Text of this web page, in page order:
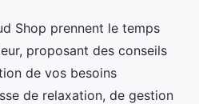
Shop prennent le temps
proposant des conseils
de vos besoins
de relaxation, de gestion